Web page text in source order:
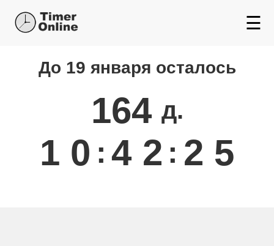
☰
Сколько осталось до Января
До 19 января осталось
164 д.
1 0 : 4 2 : 2 5